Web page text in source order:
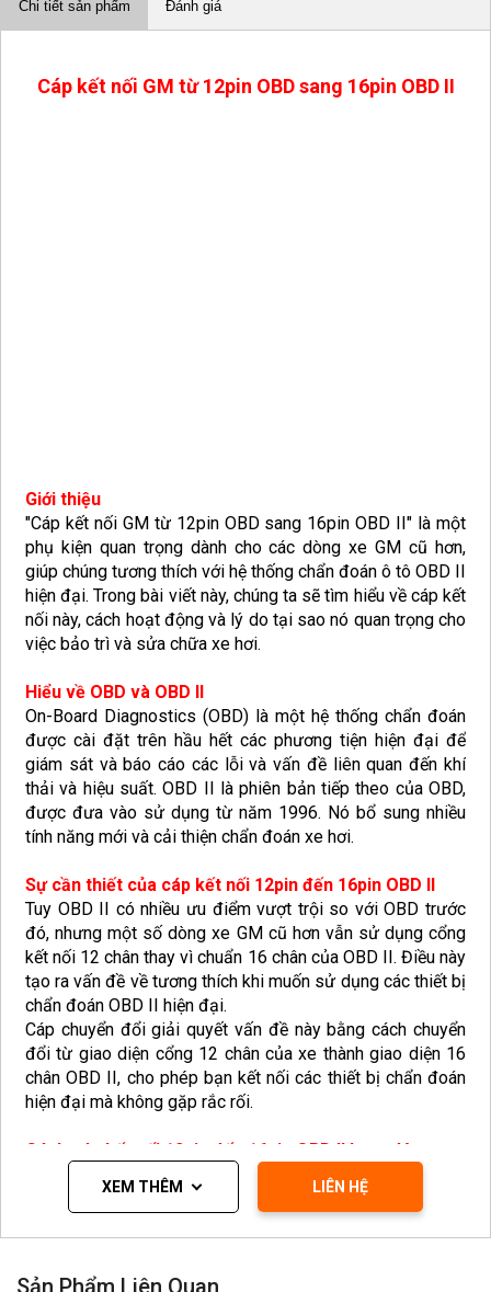
Chi tiết sản phẩm Đánh giá
Cáp kết nối GM từ 12pin OBD sang 16pin OBD II
Giới thiệu
"Cáp kết nối GM từ 12pin OBD sang 16pin OBD II" là một
phụ kiện quan trọng dành cho các dòng xe GM cũ hơn,
giúp chúng tương thích với hệ thống chẩn đoán ô tô OBD II
hiện đại. Trong bài viết này, chúng ta sẽ tìm hiểu về cáp kết
nối này, cách hoạt động và lý do tại sao nó quan trọng cho
việc bảo trì và sửa chữa xe hơi.
Hiểu về OBD và OBD II
On-Board Diagnostics (OBD) là một hệ thống chẩn đoán
được cài đặt trên hầu hết các phương tiện hiện đại để
giám sát và báo cáo các lỗi và vấn đề liên quan đến khí
thải và hiệu suất. OBD II là phiên bản tiếp theo của OBD,
được đưa vào sử dụng từ năm 1996. Nó bổ sung nhiều
tính năng mới và cải thiện chẩn đoán xe hơi.
Sự cần thiết của cáp kết nối 12pin đến 16pin OBD II
Tuy OBD II có nhiều ưu điểm vượt trội so với OBD trước
đó, nhưng một số dòng xe GM cũ hơn vẫn sử dụng cổng
kết nối 12 chân thay vì chuẩn 16 chân của OBD II. Điều này
tạo ra vấn đề về tương thích khi muốn sử dụng các thiết bị
chẩn đoán OBD II hiện đại.
Cáp chuyển đổi giải quyết vấn đề này bằng cách chuyển
đổi từ giao diện cổng 12 chân của xe thành giao diện 16
chân OBD II, cho phép bạn kết nối các thiết bị chẩn đoán
hiện đại mà không gặp rắc rối.
Cách cáp kết nối 12pin đến 16pin OBD II hoạt động
Cáp kết nối GM từ 12pin OBD sang 16pin OBD II bao gồm
một số linh kiện quan trọng để đảm bảo tính tương thích
và hiệu suất. Khi bạn kết nối cáp vào xe của mình và sau
các tín hiệu và dữ liệu giữa hai chuẩn giao diện khác nhau.
XEM THÊM LIÊN HỆ
Sản Phẩm Liên Quan